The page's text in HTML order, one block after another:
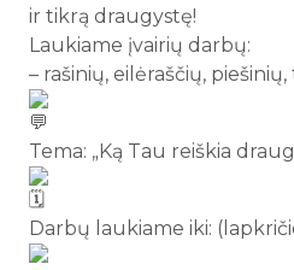
ir tikrą draugystę!
Laukiame įvairių darbų:
– rašinių, eilėraščių,
Tema: „Ką Tau reiškia
Darbų laukiame iki: